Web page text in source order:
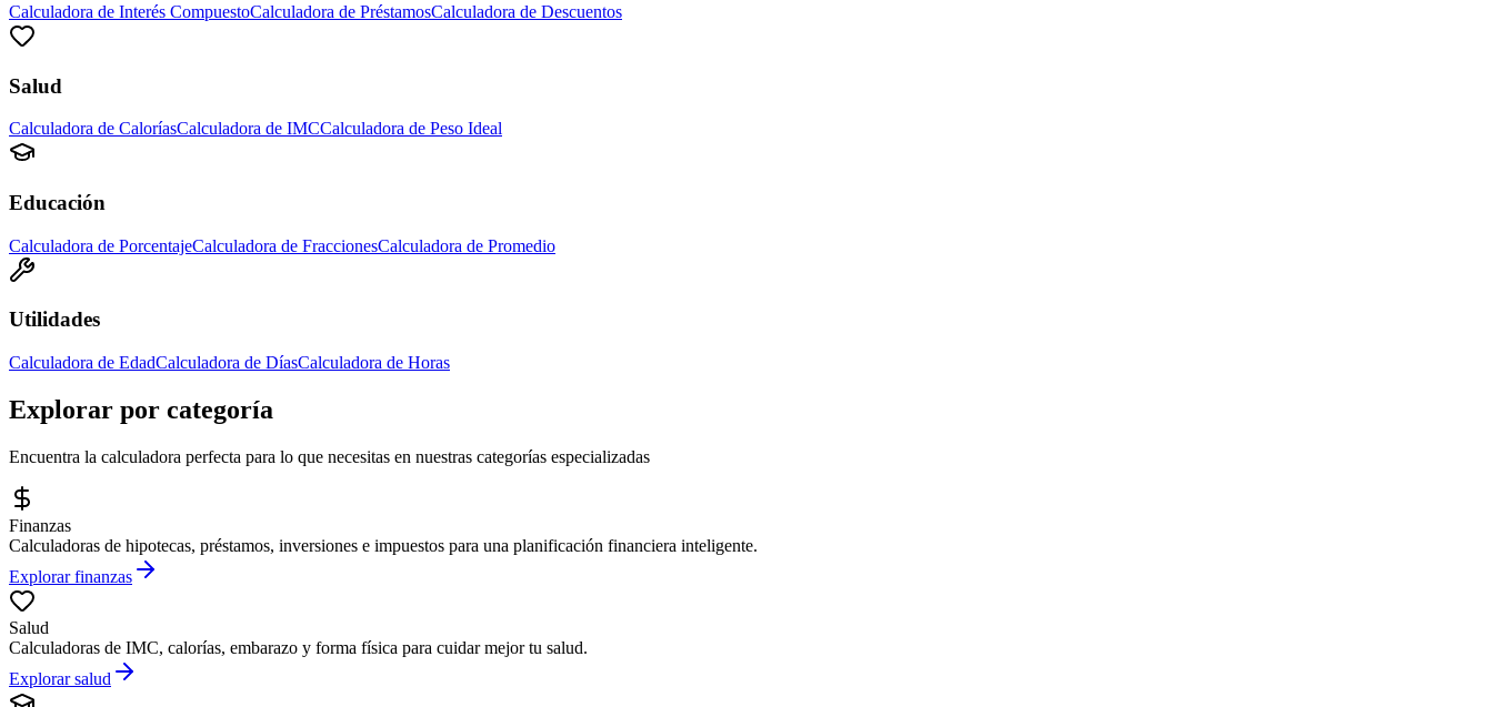
Calculadora de Interés CompuestoCalculadora de PréstamosCalculadora de Descuentos
Salud
Calculadora de CaloríasCalculadora de IMCCalculadora de Peso Ideal
Educación
Calculadora de PorcentajeCalculadora de FraccionesCalculadora de Promedio
Utilidades
Calculadora de EdadCalculadora de DíasCalculadora de Horas
Explorar por categoría
Encuentra la calculadora perfecta para lo que necesitas en nuestras categorías especializadas
Finanzas
Calculadoras de hipotecas, préstamos, inversiones e impuestos para una planificación financiera inteligente.
Explorar finanzas
Salud
Calculadoras de IMC, calorías, embarazo y forma física para cuidar mejor tu salud.
Explorar salud